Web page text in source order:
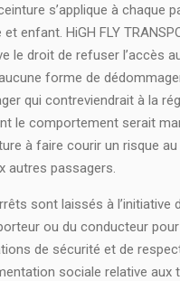
s’applique à chaque
et enfant. HiGH FLY
le droit de refuser l’accès
forme de
qui contreviendrait à la
le comportement serait
à faire courir un risque
autres passagers.
sont laissés à l’initiative
ou du conducteur
de sécurité et de
sociale relative aux